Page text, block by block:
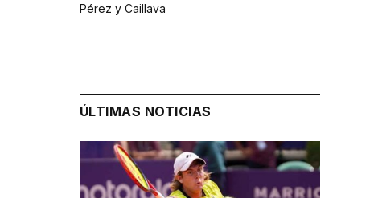
Pérez y Caillava
ÚLTIMAS NOTICIAS